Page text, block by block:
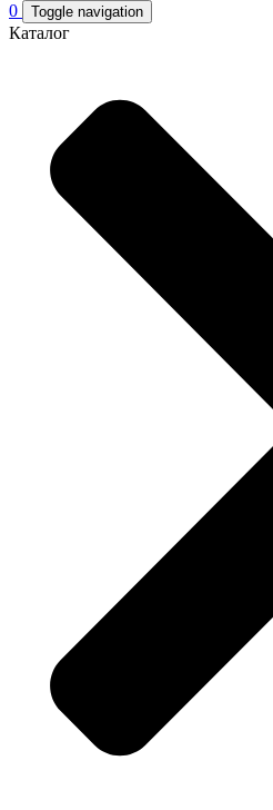
0 Toggle navigation
Каталог